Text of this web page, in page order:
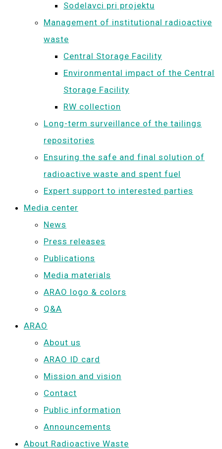
Sodelavci pri projektu
Management of institutional radioactive
waste
Central Storage Facility
Environmental impact of the Central
Storage Facility
RW collection
Long-term surveillance of the tailings
repositories
Ensuring the safe and final solution of
radioactive waste and spent fuel
Expert support to interested parties
Media center
News
Press releases
Publications
Media materials
ARAO logo & colors
Q&A
ARAO
About us
ARAO ID card
Mission and vision
Contact
Public information
Announcements
About Radioactive Waste